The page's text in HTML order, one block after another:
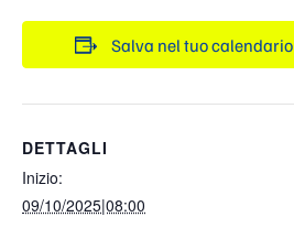
Salva nel tuo calendario
DETTAGLI
Inizio:
09/10/2025|08:00